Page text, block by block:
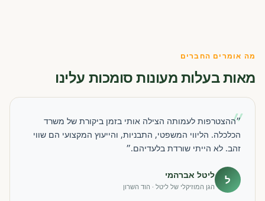
מה אומרים החברים
מאות בעלות מעונות סומכות עלינו
״
״ההצטרפות לעמותה הצילה אותי בזמן ביקורת של משרד
הכלכלה. הליווי המשפטי, התבניות, והייעוץ המקצועי הם שווי
זהב. לא הייתי שורדת בלעדיהם.״
ל ליטל אברהמי
הגן המוזיקלי של ליטל · הוד השרון